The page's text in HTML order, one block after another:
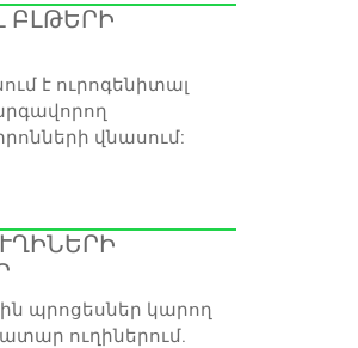
ԲԼԹԵՐԻ
է ուրոգենիտալ
վնասում:
պրոցեսներ կարող
ուղիներում.